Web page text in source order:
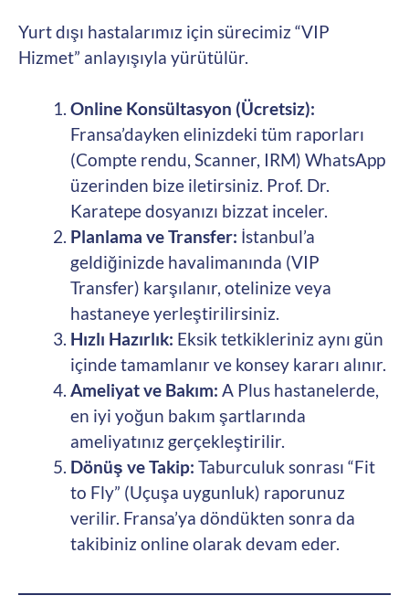
Yurt dışı hastalarımız için sürecimiz “VIP
Hizmet” anlayışıyla yürütülür.
Online Konsültasyon (Ücretsiz):
Fransa’dayken elinizdeki tüm raporları
(Compte rendu, Scanner, IRM) WhatsApp
üzerinden bize iletirsiniz. Prof. Dr.
Karatepe dosyanızı bizzat inceler.
Planlama ve Transfer: İstanbul’a
geldiğinizde havalimanında (VIP
Transfer) karşılanır, otelinize veya
hastaneye yerleştirilirsiniz.
Hızlı Hazırlık: Eksik tetkikleriniz aynı gün
içinde tamamlanır ve konsey kararı alınır.
Ameliyat ve Bakım: A Plus hastanelerde,
en iyi yoğun bakım şartlarında
ameliyatınız gerçekleştirilir.
Dönüş ve Takip: Taburculuk sonrası “Fit
to Fly” (Uçuşa uygunluk) raporunuz
verilir. Fransa’ya döndükten sonra da
takibiniz online olarak devam eder.